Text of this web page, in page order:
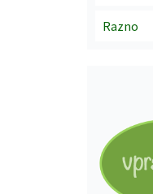
Razno